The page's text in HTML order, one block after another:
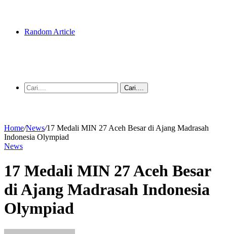
Random Article
Cari....
Home/News/17 Medali MIN 27 Aceh Besar di Ajang Madrasah
Indonesia Olympiad
News
17 Medali MIN 27 Aceh Besar
di Ajang Madrasah Indonesia
Olympiad